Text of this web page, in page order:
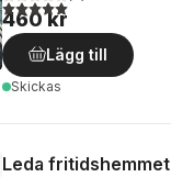
5,0utav 5 stjärnor.
460 kr
Lägg till
Skickas
Leda